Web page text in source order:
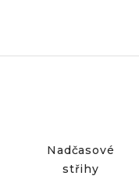
Nadčasové
střihy